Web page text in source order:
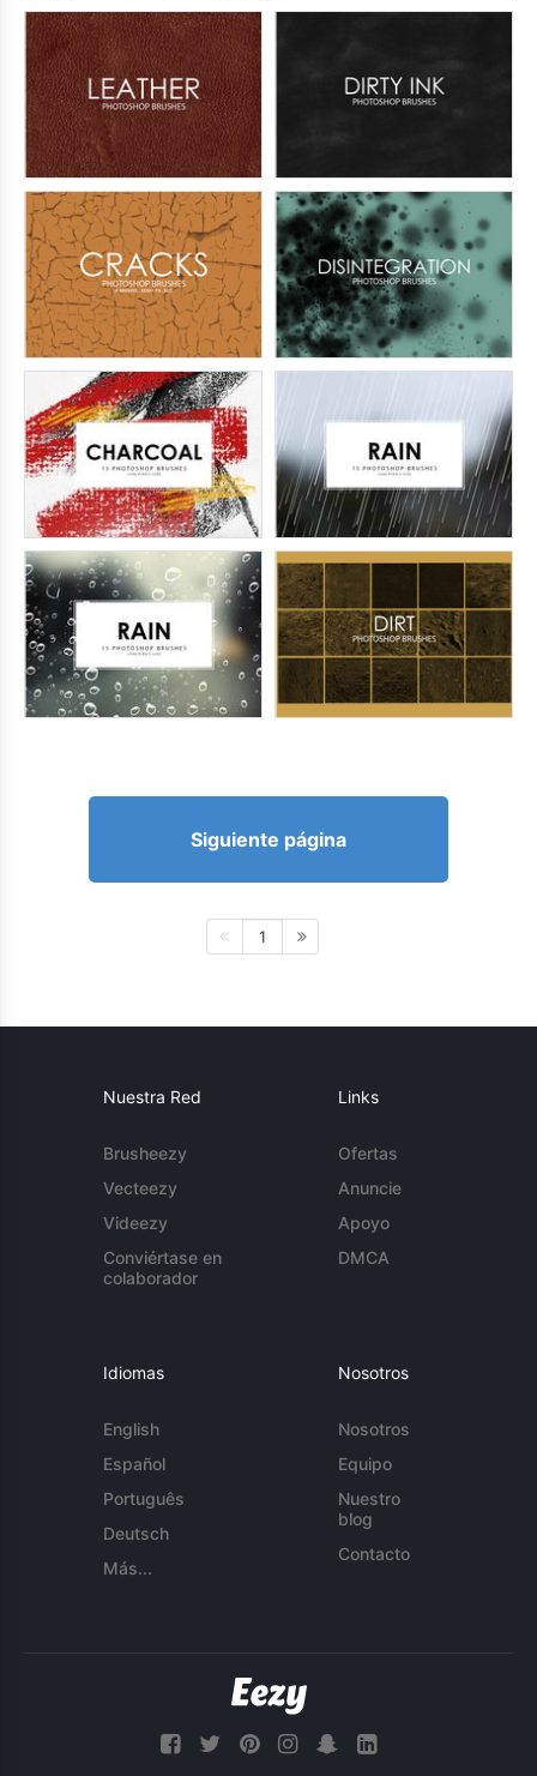
Siguiente página
1
Nuestra Red
Brusheezy
Vecteezy
Videezy
Conviértase en
colaborador
Links
Ofertas
Anuncie
Apoyo
DMCA
Idiomas
English
Español
Português
Deutsch
Más...
Nosotros
Nosotros
Equipo
Nuestro
blog
Contacto